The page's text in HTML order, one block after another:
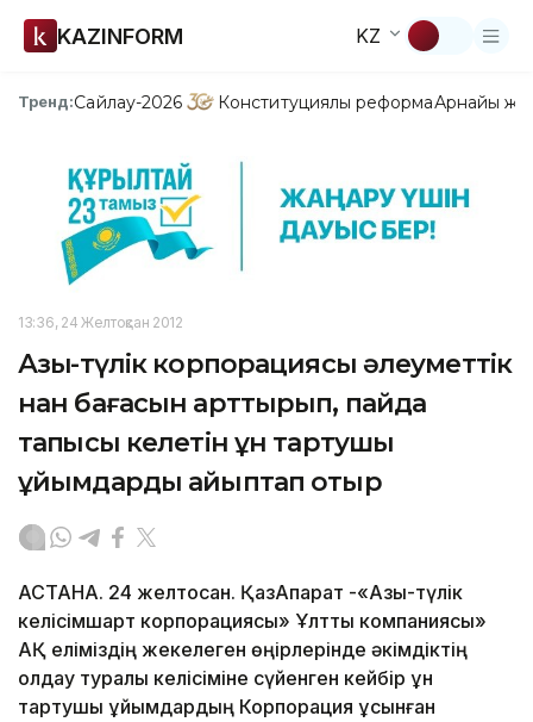
KAZINFORM KZ
Тренд:Сайлау-2026 Конституциялық реформаАрнайы
13:36, 24 Желтоқсан 2012
Азық-түлік корпорациясы әлеуметтік
нан бағасын арттырып, пайда
тапқысы келетін ұн тартушы
ұйымдарды айыптап отыр
АСТАНА. 24 желтоқсан. ҚазАқпарат -«Азық-түлік
келісімшарт корпорациясы» Ұлттық компаниясы»
АҚ еліміздің жекелеген өңірлерінде әкімдіктің
қолдау туралы келісіміне сүйенген кейбір ұн
тартушы ұйымдардың Корпорация ұсынған